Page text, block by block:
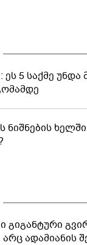
ეს 5 საქმე
გიგანტური
არც ადამიანის